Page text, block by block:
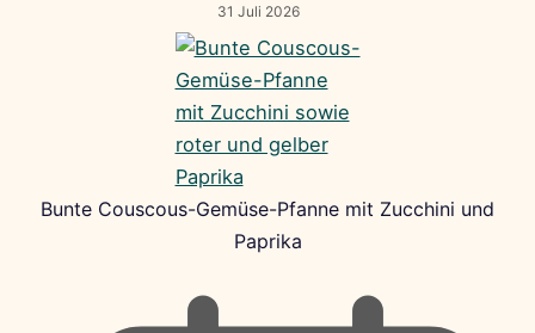
31 Juli 2026
Bunte Couscous-Gemüse-Pfanne mit Zucchini und
Paprika